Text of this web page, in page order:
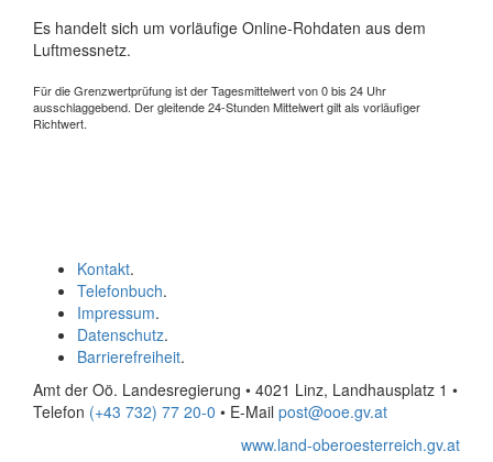
Es handelt sich um vorläufige Online-Rohdaten aus dem
Luftmessnetz.
Für die Grenzwertprüfung ist der Tagesmittelwert von 0 bis 24 Uhr
ausschlaggebend. Der gleitende 24-Stunden Mittelwert gilt als vorläufiger
Richtwert.
Kontakt.
Telefonbuch.
Impressum.
Datenschutz.
Barrierefreiheit.
Amt der Oö. Landesregierung • 4021 Linz, Landhausplatz 1 •
Telefon (+43 732) 77 20-0 • E-Mail post@ooe.gv.at
www.land-oberoesterreich.gv.at